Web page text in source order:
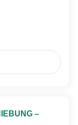
–